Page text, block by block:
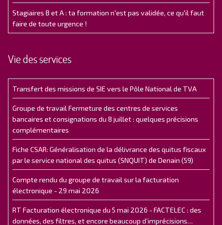
Stagiaires B et A : ta formation n'est pas validée, ce qu'il faut
faire de toute urgence !
Vie des services
Transfert des missions de SIE vers le Pôle National de TVA
Groupe de travail Fermeture des centres de services
bancaires et consignations du 8 juillet : quelques précisions
complémentaires
Fiche CSAR: Généralisation de la délivrance des quitus fiscaux
par le service national des quitus (SNQUIT) de Denain (59)
Compte rendu du groupe de travail sur la facturation
électronique - 29 mai 2026
RT Facturation électronique du 5 mai 2026 - FACTELEC : des
données, des filtres, et encore beaucoup d’imprécisions…